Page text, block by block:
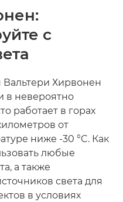
с
Хирвонен
в невероятно
работает в горах
от
ниже -30 °C. Как
любые
а также
света для
в условиях